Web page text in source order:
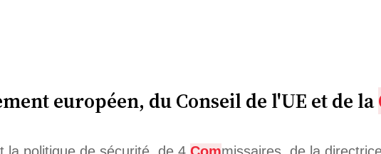
européen, du Conseil de l'UE et de la